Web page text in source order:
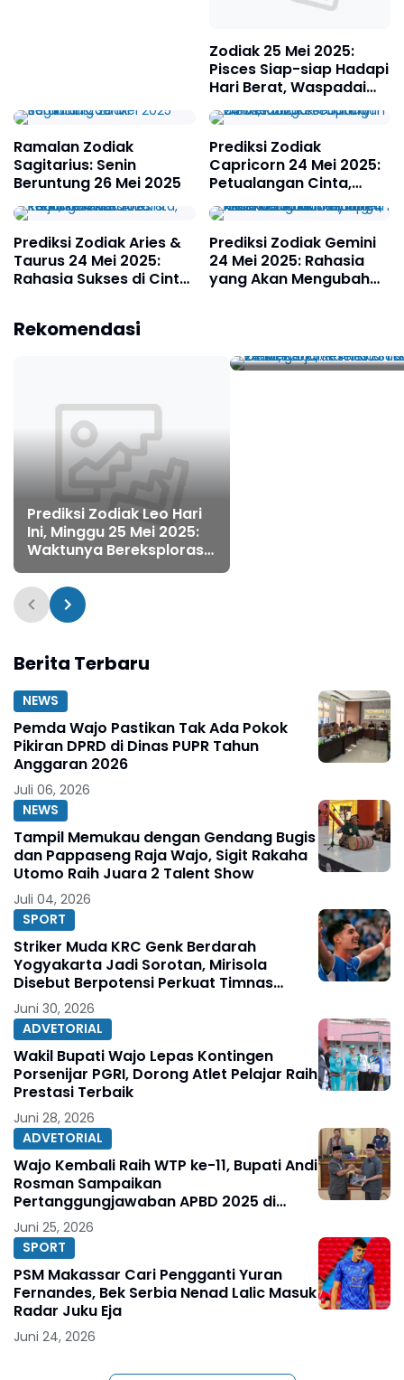
Zodiak 25 Mei 2025:
Pisces Siap-siap Hadapi
Hari Berat, Waspadai
Gelombang Energi
Negatif!
Ramalan Zodiak
Sagitarius: Senin
Beruntung 26 Mei 2025
Prediksi Zodiak
Capricorn 24 Mei 2025:
Petualangan Cinta,
Karir, Kesehatan, dan
Keuangan
Prediksi Zodiak Aries &
Taurus 24 Mei 2025:
Rahasia Sukses di Cinta,
Prediksi Zodiak Gemini
24 Mei 2025: Rahasia
yang Akan Mengubah
Keuangan
Rekomendasi
Prediksi Zodiak Leo Hari
Ini, Minggu 25 Mei 2025:
Waktunya Bereksplorasi,
Namun Berhati-hati di
Tempat Kerja
Kerja, Kesehatan &
Berita Terbaru
NEWS
Pemda Wajo Pastikan Tak Ada Pokok
Pikiran DPRD di Dinas PUPR Tahun
Anggaran 2026
Juli 06, 2026
NEWS
Tampil Memukau dengan Gendang Bugis
dan Pappaseng Raja Wajo, Sigit Rakaha
Utomo Raih Juara 2 Talent Show
Juli 04, 2026
SPORT
Striker Muda KRC Genk Berdarah
Yogyakarta Jadi Sorotan, Mirisola
Disebut Berpotensi Perkuat Timnas
Indonesia
Juni 30, 2026
ADVETORIAL
Wakil Bupati Wajo Lepas Kontingen
Porsenijar PGRI, Dorong Atlet Pelajar Raih
Prestasi Terbaik
Juni 28, 2026
ADVETORIAL
Wajo Kembali Raih WTP ke-11, Bupati Andi
Rosman Sampaikan
Pertanggungjawaban APBD 2025 di
DPRD
Juni 25, 2026
SPORT
PSM Makassar Cari Pengganti Yuran
Fernandes, Bek Serbia Nenad Lalic Masuk
Radar Juku Eja
Juni 24, 2026